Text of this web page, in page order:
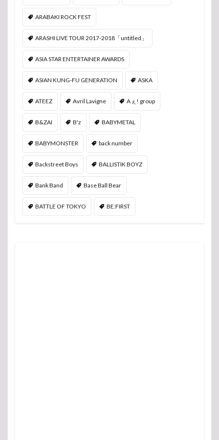
ARABAKI ROCK FEST
ARASHI LIVE TOUR 2017-2018「untitled」
ASIA STAR ENTERTAINER AWARDS
ASIAN KUNG-FU GENERATION ASKA
ATEEZ Avril Lavigne Aぇ! group
B&ZAI B'z BABYMETAL
BABYMONSTER back number
Backstreet Boys BALLISTIK BOYZ
Bank Band Base Ball Bear
BATTLE OF TOKYO BE:FIRST